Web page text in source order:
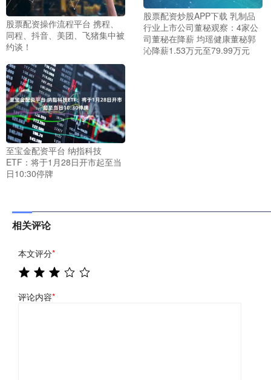
股票配资操作流程平台 携程、
同程、抖音、美团、飞猪集中被
约谈！
股票配资炒股APP下载 乳制品
行业上市公司董秘观察：4家公
司董秘在降薪 均瑶健康董秘郭
沁降薪1.53万元至79.99万元
至宝金配资平台 纳指科技
ETF：将于1月28日开市起至当
日10:30停牌
相关评论
本文评分*
评论内容*